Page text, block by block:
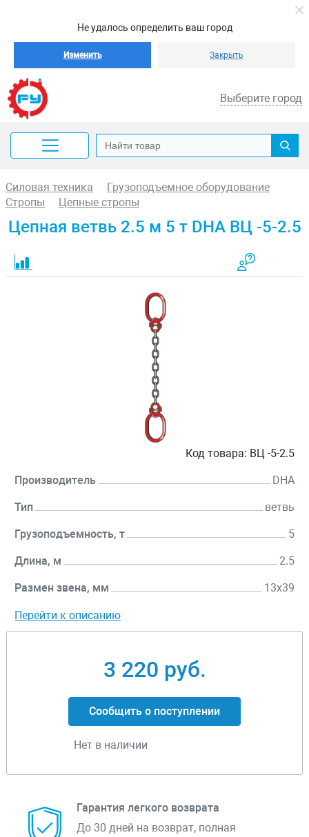
Не удалось определить ваш город
Изменить Закрыть
Выберите город
Силовая техника
Грузоподъемное оборудование
Стропы
Цепные стропы
Цепная ветвь 2.5 м 5 т DHA ВЦ -5-2.5
Код товара: ВЦ -5-2.5
Производитель DHA
Тип ветвь
Грузоподъемность, т 5
Длина, м 2.5
Размен звена, мм 13х39
Перейти к описанию
3 220 руб.
Сообщить о поступлении
Нет в наличии
Гарантия легкого возврата
До 30 дней на возврат, полная